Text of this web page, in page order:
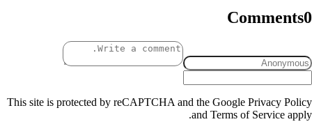
Comments0
This site is protected by reCAPTCHA and the Google Privacy Policy
and Terms of Service apply.